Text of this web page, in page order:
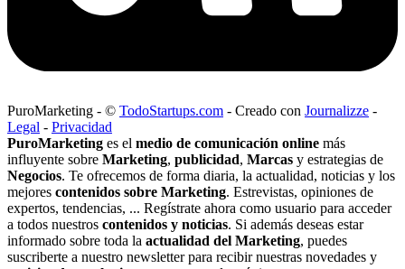
PuroMarketing - © TodoStartups.com - Creado con Journalizze -
Legal - Privacidad
PuroMarketing es el medio de comunicación online más
influyente sobre Marketing, publicidad, Marcas y estrategias de
Negocios. Te ofrecemos de forma diaria, la actualidad, noticias y los
mejores contenidos sobre Marketing. Estrevistas, opiniones de
expertos, tendencias, ... Regístrate ahora como usuario para acceder
a todos nuestros contenidos y noticias. Si además deseas estar
informado sobre toda la actualidad del Marketing, puedes
suscriberte a nuestro newsletter para recibir nuestras novedades y